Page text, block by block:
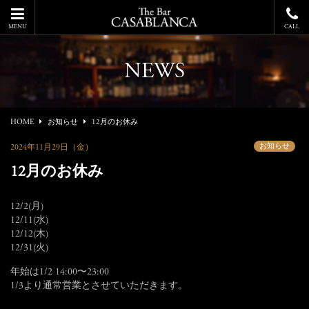
MENU CALL
NEWS
HOME お知らせ 12月のお休み
2024年11月29日（金） お知らせ
12月のお休み
12/2(月)
12/11(水)
12/12(木)
12/31(火)
年始は1/2 14:00〜23:00
1/3より通常営業とさせていただきます。